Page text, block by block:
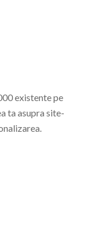
existente pe
ta asupra site-